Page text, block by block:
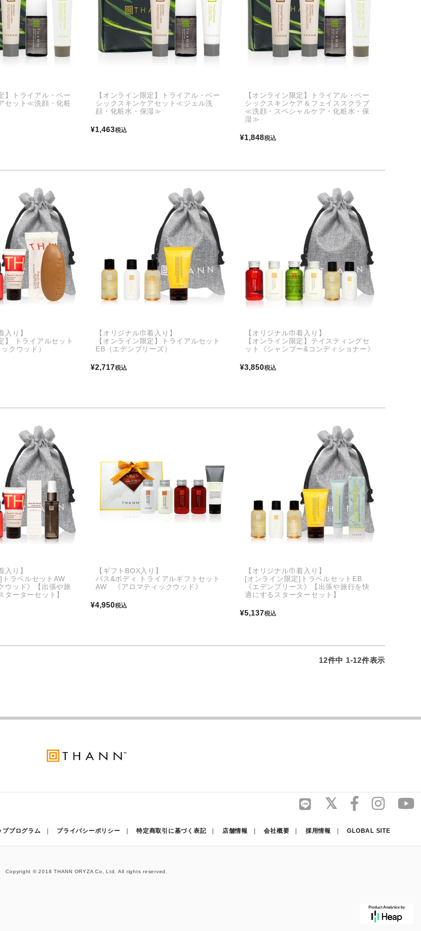
】トライアル・ベー
セット≪洗顔・化粧
【オンライン限定】トライアル・ベー
シックスキンケアセット≪ジェル洗
顔・化粧水・保湿≫
¥1,463税込
【オンライン限定】トライアル・ベー
シックスキンケア＆フェイススクラブ
≪洗顔・スペシャルケア・化粧水・保
湿≫
¥1,848税込
入り】
】 トライアルセット
クウッド）
【オリジナル巾着入り】
【オンライン限定】トライアルセット
EB（エデンブリーズ）
¥2,717税込
【オリジナル巾着入り】
【オンライン限定】テイスティングセ
ット《シャンプー&コンディショナー》
¥3,850税込
入り】
ラベルセットAW
ウッド》【出張や旅
ターターセット】
【ギフトBOX入り】
バス&ボディ トライアルギフトセット
AW 《アロマティックウッド》
¥4,950税込
【オリジナル巾着入り】
[オンライン限定]トラベルセットEB
《エデンブリース》【出張や旅行を快
適にするスターターセット】
¥5,137税込
12件中 1-12件表示
ププログラム プライバシーポリシー 特定商取引に基づく表記 店舗情報 会社概要 採用情報 GLOBAL SITE
Copyright © 2018 THANN ORYZA Co, Ltd. All rights reserved.